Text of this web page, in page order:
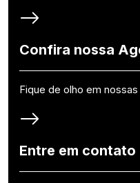
Confira nossa
Fique de olho em
Entre em contato